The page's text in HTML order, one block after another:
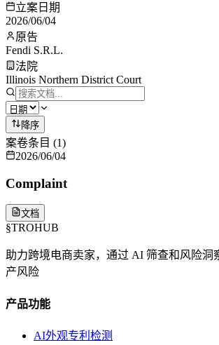
立案日期
2026/06/04
原告
Fendi S.R.L.
法院
Illinois Northern District Court
降序
案卷条目 (1)
2026/06/04
Complaint
文档
§TROHUB
助力跨境电商卖家，通过 AI 筛查和风险洞
产风险
产品功能
AI外观专利检测